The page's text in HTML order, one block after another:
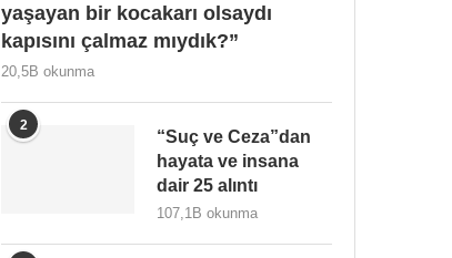
yaşayan bir kocakarı olsaydı
kapısını çalmaz mıydık?”
20,5B okunma
2
“Suç ve Ceza”dan
hayata ve insana
dair 25 alıntı
107,1B okunma